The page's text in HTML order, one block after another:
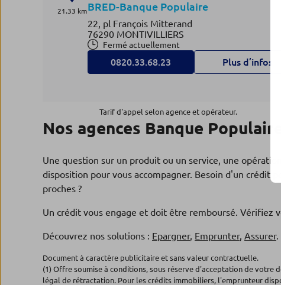
21.33 kmBRED-Banque Populaire
22, pl François Mitterand
76290 MONTIVILLIERS
Fermé actuellement
0820.33.68.23 Plus d’infos
21.65 km
Agence FECAMP
BRED-Banque Populaire
76400 FECAMP
Fermé actuellement
Plus d’infos
5
21.96 km
Agence HARFLEUR
BRED-Banque Populaire
3, pl Victor Hugo
76700 HARFLEUR
Tarif d'appel selon agence et opérateur.
Nos agences Banque
Une question sur un produit ou un service, une
disposition pour vous accompagner. Besoin d'un crédit
proches ?
Un crédit vous engage et doit être remboursé. Vérifiez
Découvrez nos solutions : Epargner, Emprunter, Assurer.
Document à caractère publicitaire et sans valeur contractuelle.
(1) Offre soumise à conditions, sous réserve d'acceptation de
légal de rétractation. Pour les crédits immobiliers, l'emprunteur